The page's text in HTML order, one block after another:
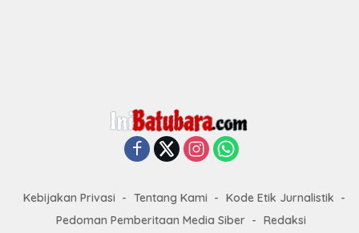
Kebijakan Privasi Tentang Kami
Kode Etik Jurnalistik
Pedoman Pemberitaan Media Siber
Redaksi